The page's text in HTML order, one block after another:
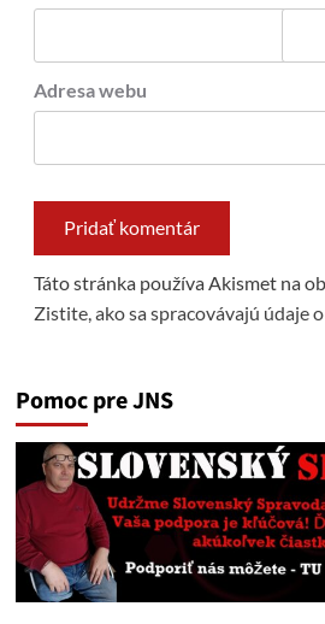
Adresa webu
Táto stránka používa Akismet na
Zistite, ako sa spracovávajú údaje
Pomoc pre JNS